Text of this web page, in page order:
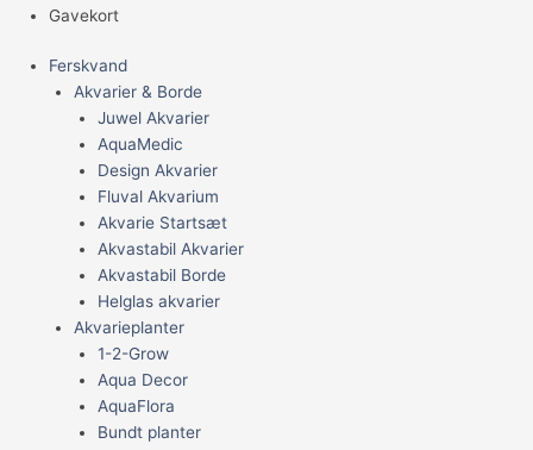
Gavekort
Ferskvand
Akvarier & Borde
Juwel Akvarier
AquaMedic
Design Akvarier
Fluval Akvarium
Akvarie Startsæt
Akvastabil Akvarier
Akvastabil Borde
Helglas akvarier
Akvarieplanter
1-2-Grow
Aqua Decor
AquaFlora
Bundt planter